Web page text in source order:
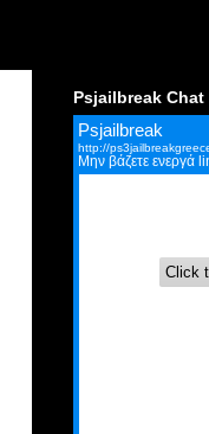
Psjailbreak Chat